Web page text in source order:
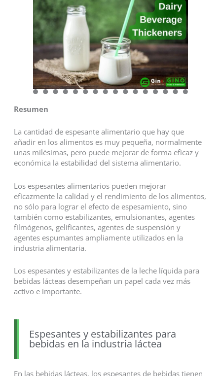
Resumen
La cantidad de espesante alimentario que hay que
añadir en los alimentos es muy pequeña, normalmente
unas milésimas, pero puede mejorar de forma eficaz y
económica la estabilidad del sistema alimentario.
Los espesantes alimentarios pueden mejorar
eficazmente la calidad y el rendimiento de los alimentos,
no sólo para lograr el efecto de espesamiento, sino
también como estabilizantes, emulsionantes, agentes
filmógenos, gelificantes, agentes de suspensión y
agentes espumantes ampliamente utilizados en la
industria alimentaria.
Los espesantes y estabilizantes de la leche líquida para
bebidas lácteas desempeñan un papel cada vez más
activo e importante.
Espesantes y estabilizantes para
bebidas en la industria láctea
En las bebidas lácteas, los espesantes de bebidas tienen